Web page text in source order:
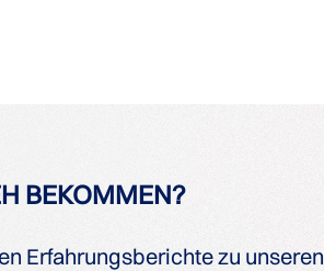
BEKOMMEN?
Erfahrungsberichte zu unseren